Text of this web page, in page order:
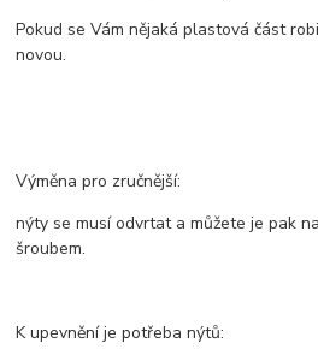
Pokud se Vám nějaká plastová část
novou.
Výměna pro zručnější:
nýty se musí odvrtat a můžete je pak
šroubem.
K upevnění je potřeba nýtů: